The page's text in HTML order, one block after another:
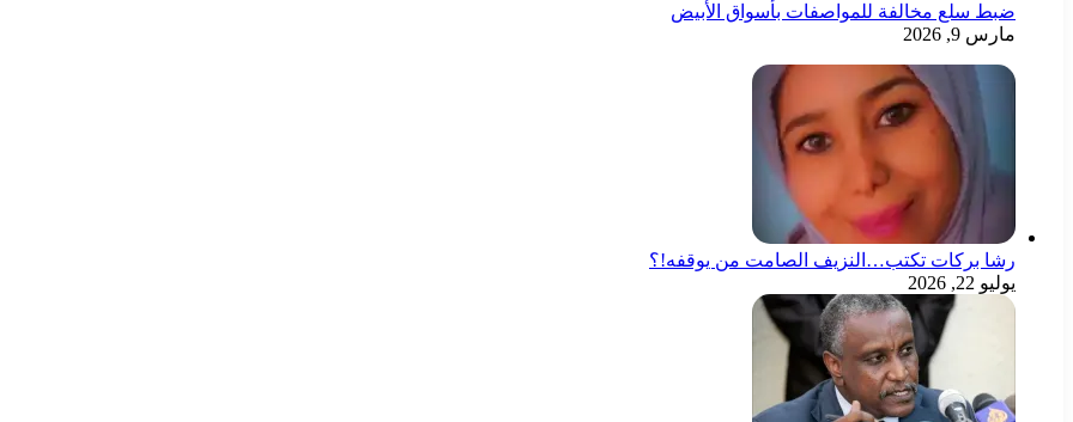
ضبط سلع مخالفة للمواصفات بأسواق الأبيض
مارس 9, 2026
رشا بركات تكتب…النزيف الصامت من يوقفه!؟
يوليو 22, 2026